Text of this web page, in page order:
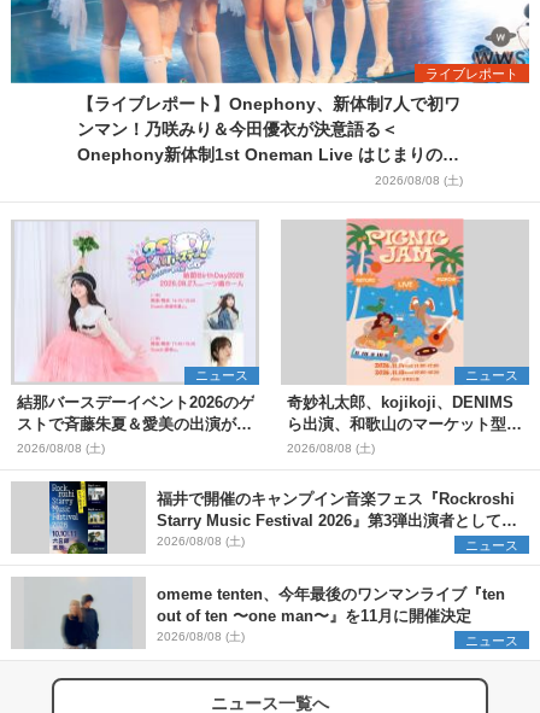
ライブレポート
【ライブレポート】Onephony、新体制7人で初ワ
ンマン！乃咲みり＆今田優衣が決意語る＜
Onephony新体制1st Oneman Live はじまりの夏
2026/08/08 (土)
ニュース
結那バースデーイベント2026のゲ
ストで斉藤朱夏＆愛美の出演が決
定
2026/08/08 (土)
ニュース
奇妙礼太郎、kojikoji、DENIMS
ら出演、和歌山のマーケット型野
外イベント『PICNIC JAM
2026』早割チケット発売開始
2026/08/08 (土)
福井で開催のキャンプイン音楽フェス『Rockroshi
Starry Music Festival 2026』第3弾出演者として
SCOOBIE DO、かりゆし58、Reiを発表
2026/08/08 (土) ニュース
omeme tenten、今年最後のワンマンライブ『ten
out of ten 〜one man〜』を11月に開催決定
2026/08/08 (土) ニュース
ニュース一覧へ